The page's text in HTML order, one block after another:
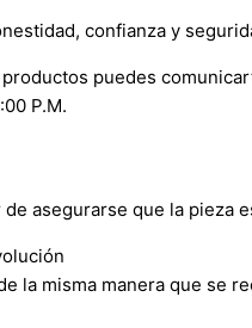
confianza y
puedes
P.M.
asegurarse que la
la misma manera que se